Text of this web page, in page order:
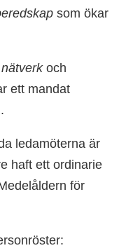
som ökar
och
ett mandat
ledamöterna är
haft ett ordinarie
för